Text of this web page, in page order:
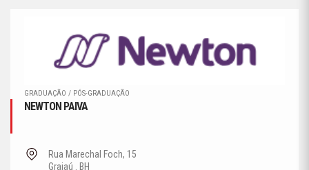
GRADUAÇÃO / PÓS-GRADUAÇÃO
NEWTON PAIVA
Rua Marechal Foch, 15
Grajaú . BH